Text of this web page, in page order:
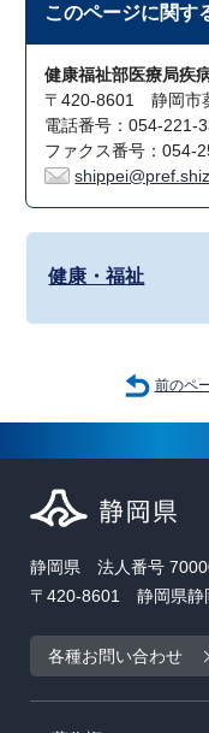
このページに関す
健康福祉部医療局疾
〒420-8601 静岡市
電話番号：054-221-
ファクス番号：054-
健康・福祉
前のペ
静岡県 法人番号
〒420-8601 静岡県静
各種お問い合わせ